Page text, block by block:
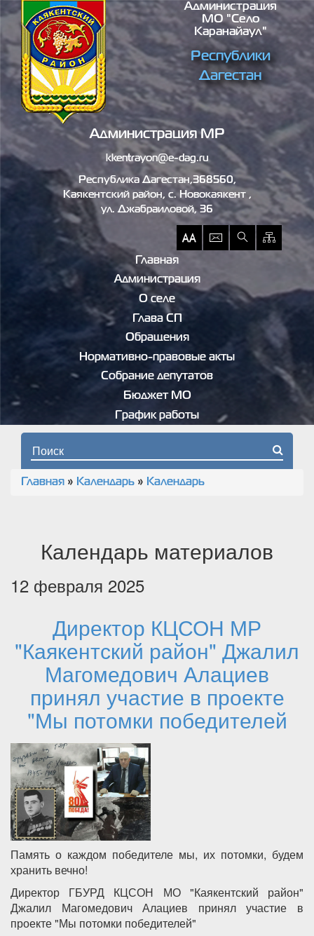
Перейти к основному содержаниюАдминистрация
МО "село
Каранайаул"
Республики
Дагестан
Администрация МР
kkentrayon@e-dag.ru
Республика Дагестан,368560,
Каякентский район, c. Новокаякент ,
ул. Джабраиловой, 36
Главная
Администрация
О селе
Глава СП
Обращения
Нормативно-правовые акты
Собрание депутатов
Бюджет МО
График работы
Форма поиска
Вы здесь
Главная » Календарь » Календарь
Календарь материалов
12 февраля 2025
Директор КЦСОН МР
"Каякентский район" Джалил
Магомедович Алациев
принял участие в проекте
"Мы потомки победителей
Память о каждом победителе мы, их потомки, будем
хранить вечно!
Директор ГБУРД КЦСОН МО "Каякентский район"
Джалил Магомедович Алациев принял участие в
проекте "Мы потомки победителей"